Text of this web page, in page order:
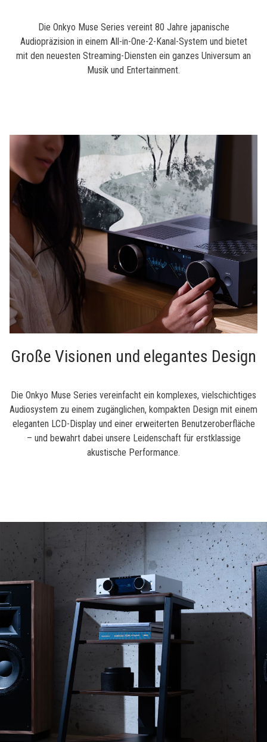
Die Onkyo Muse Series vereint 80 Jahre japanische
Audiopräzision in einem All-in-One-2-Kanal-System und bietet
mit den neuesten Streaming-Diensten ein ganzes Universum an
Musik und Entertainment.
Große Visionen und elegantes Design
Die Onkyo Muse Series vereinfacht ein komplexes, vielschichtiges
Audiosystem zu einem zugänglichen, kompakten Design mit einem
eleganten LCD-Display und einer erweiterten Benutzeroberfläche
– und bewahrt dabei unsere Leidenschaft für erstklassige
akustische Performance.